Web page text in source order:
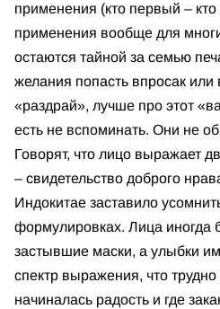
применения (кто первый –
применения вообще для
остаются тайной за семью
желания попасть впросак
«раздрай», лучше про этот
есть не вспоминать. Они не
Говорят, что лицо выражает
– свидетельство доброго
Индокитае заставило
формулировках. Лица иногда
застывшие маски, а улыбки
спектр выражения, что
начиналась радость и где